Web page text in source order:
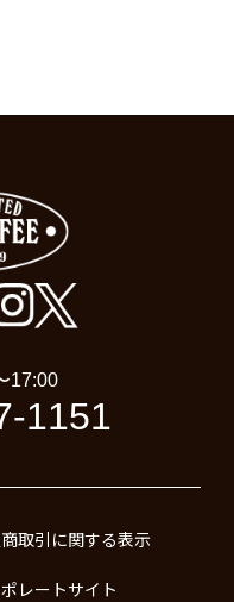
17:00
1151
取引に関する表示
レートサイト